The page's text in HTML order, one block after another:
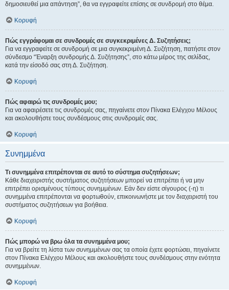
δημοσιευθεί μια απάντηση”, θα να εγγραφείτε επίσης σε συνδρομή στο θέμα.
Κορυφή
Πώς εγγράφομαι σε συνδρομές σε συγκεκριμένες Δ. Συζητήσεις;
Για να εγγραφείτε σε συνδρομή σε μια συγκεκριμένη Δ. Συζήτηση, πατήστε στον
σύνδεσμο “Έναρξη συνδρομής Δ. Συζήτησης”, στο κάτω μέρος της σελίδας,
κατά την είσοδό σας στη Δ. Συζήτηση.
Κορυφή
Πώς αφαιρώ τις συνδρομές μου;
Για να αφαιρέσετε τις συνδρομές σας, πηγαίνετε στον Πίνακα Ελέγχου Μέλους
και ακολουθήστε τους συνδέσμους στις συνδρομές σας.
Κορυφή
Συνημμένα
Τι συνημμένα επιτρέπονται σε αυτό το σύστημα συζητήσεων;
Κάθε διαχειριστής συστήματος συζητήσεων μπορεί να επιτρέπει ή να μην
επιτρέπει ορισμένους τύπους συνημμένων. Εάν δεν είστε σίγουρος (-η) τι
συνημμένα επιτρέπονται να φορτωθούν, επικοινωνήστε με τον διαχειριστή του
συστήματος συζητήσεων για βοήθεια.
Κορυφή
Πώς μπορώ να βρω όλα τα συνημμένα μου;
Για να βρείτε τη λίστα των συνημμένων σας τα οποία έχετε φορτώσει, πηγαίνετε
στον Πίνακα Ελέγχου Μέλους και ακολουθήστε τους συνδέσμους στην ενότητα
συνημμένων.
Κορυφή